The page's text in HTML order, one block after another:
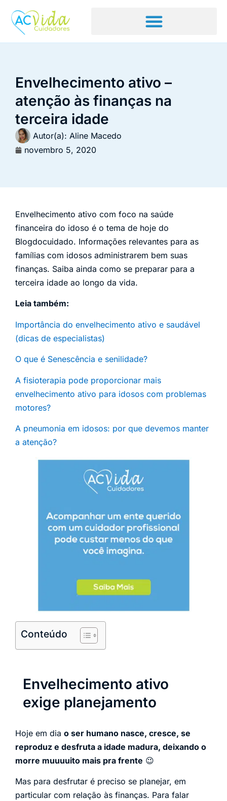
Envelhecimento ativo –
atenção às finanças na
terceira idade
Autor(a): Aline Macedo
novembro 5, 2020
Envelhecimento ativo com foco na saúde
financeira do idoso é o tema de hoje do
Blogdocuidado. Informações relevantes para as
famílias com idosos administrarem bem suas
finanças. Saiba ainda como se preparar para a
terceira idade ao longo da vida.
Leia também:
Importância do envelhecimento ativo e saudável
(dicas de especialistas)
O que é Senescência e senilidade?
A fisioterapia pode proporcionar mais
envelhecimento ativo para idosos com problemas
motores?
A pneumonia em idosos: por que devemos manter
a atenção?
Conteúdo
Envelhecimento ativo
exige planejamento
Hoje em dia o ser humano nasce, cresce, se
reproduz e desfruta a idade madura, deixando o
morre muuuuito mais pra frente 😉
Mas para desfrutar é preciso se planejar, em
particular com relação às finanças. Para falar